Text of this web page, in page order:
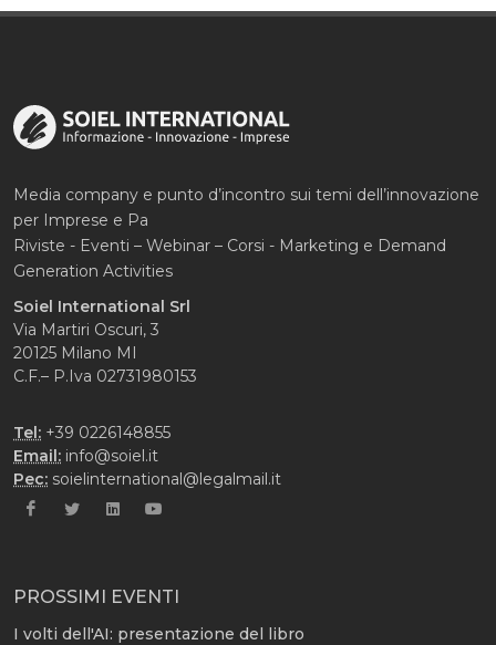
Media company e punto d’incontro sui temi dell’innovazione
per Imprese e Pa
Riviste - Eventi – Webinar – Corsi - Marketing e Demand
Generation Activities
Soiel International Srl
Via Martiri Oscuri, 3
20125 Milano MI
C.F.– P.Iva 02731980153
Tel: +39 0226148855
Email: info@soiel.it
Pec: soielinternational@legalmail.it
PROSSIMI EVENTI
I volti dell'AI: presentazione del libro